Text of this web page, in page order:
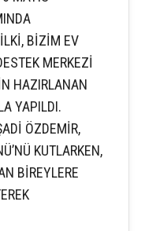
BİZİM EV
MERKEZİ
HAZIRLANAN
YAPILDI.
ÖZDEMİR,
KUTLARKEN,
BİREYLERE